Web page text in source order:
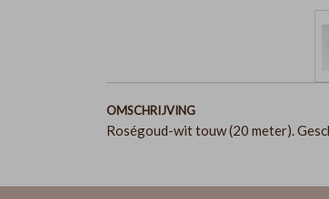
OMSCHRIJVING
Roségoud-wit touw (20 meter).